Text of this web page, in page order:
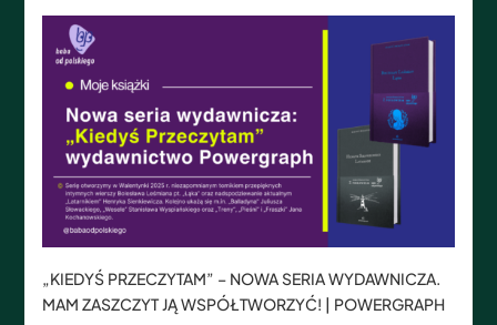
„KIEDYŚ PRZECZYTAM” – NOWA SERIA WYDAWNICZA.
MAM ZASZCZYT JĄ WSPÓŁTWORZYĆ! | POWERGRAPH